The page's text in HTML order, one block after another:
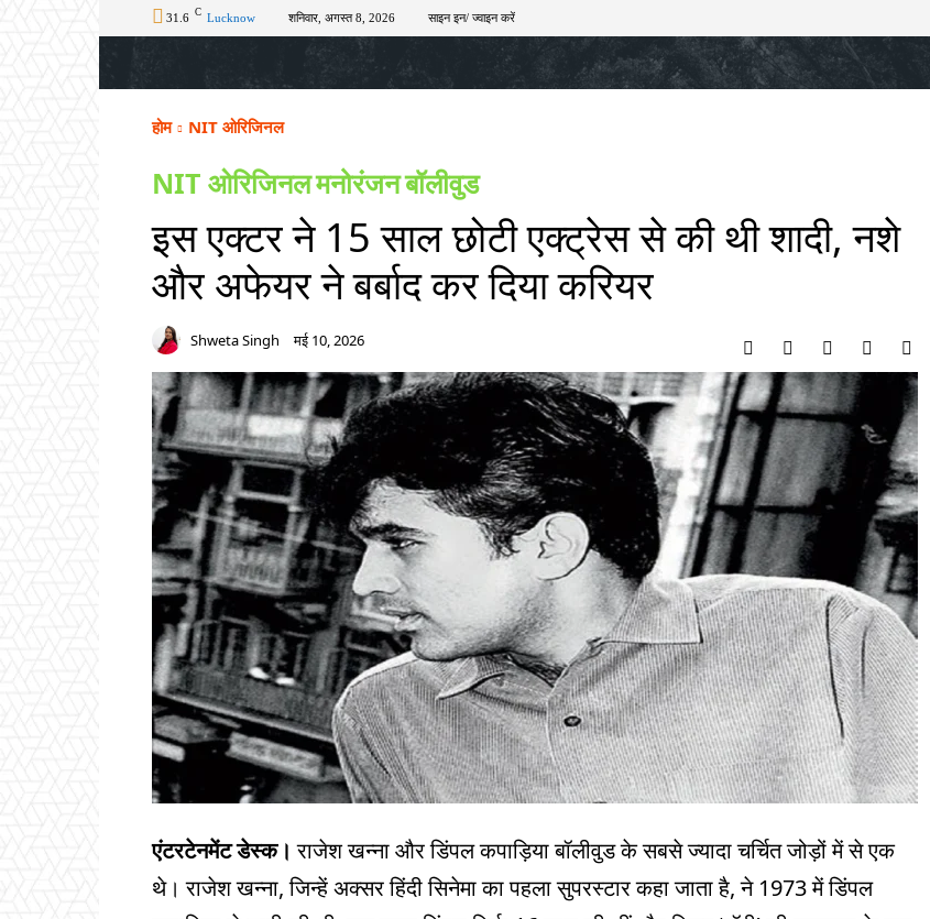
31.6 C Lucknow शनिवार, अगस्त 8, 2026 साइन इन/ ज्वाइन करें
अपराध चुनाव खेल टेक – ऑटो राज्य मनोरंजन लाइफस्टाइल
होम NIT ओरिजिनल
NIT ओरिजिनलमनोरंजनबॉलीवुड
इस एक्टर ने 15 साल छोटी एक्ट्रेस से की थी शादी, नशे
और अफेयर ने बर्बाद कर दिया करियर
Shweta Singh मई 10, 2026
एंटरटेनमेंट डेस्क।राजेश खन्ना और डिंपल कपाड़िया बॉलीवुड के सबसे ज्यादा चर्चित जोड़ों में से एक
थे। राजेश खन्ना, जिन्हें अक्सर हिंदी सिनेमा का पहला सुपरस्टार कहा जाता है, ने 1973 में डिंपल